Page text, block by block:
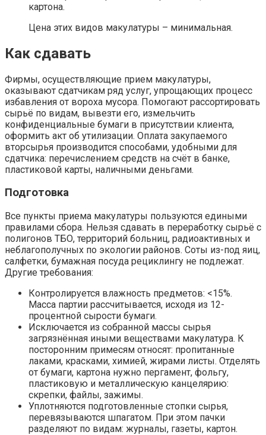
картона.
Цена этих видов макулатуры – минимальная.
Как сдавать
Фирмы, осуществляющие прием макулатуры,
оказывают сдатчикам ряд услуг, упрощающих процесс
избавления от вороха мусора. Помогают рассортировать
сырьё по видам, вывезти его, измельчить
конфиденциальные бумаги в присутствии клиента,
оформить акт об утилизации. Оплата закупаемого
вторсырья производится способами, удобными для
сдатчика: перечислением средств на счёт в банке,
пластиковой карты, наличными деньгами.
Подготовка
Все пункты приема макулатуры пользуются едиными
правилами сбора. Нельзя сдавать в переработку сырьё с
полигонов ТБО, территорий больниц, радиоактивных и
неблагополучных по экологии районов. Соты из-под яиц,
салфетки, бумажная посуда рециклингу не подлежат.
Другие требования:
Контролируется влажность предметов: <15%.
Масса партии рассчитывается, исходя из 12-
процентной сырости бумаги.
Исключается из собранной массы сырья
загрязнённая иными веществами макулатура. К
посторонним примесям относят: пропитанные
лаками, красками, химией, жирами листы. Отделять
от бумаги, картона нужно пергамент, фольгу,
пластиковую и металлическую канцелярию:
скрепки, файлы, зажимы.
Уплотняются подготовленные стопки сырья,
перевязываются шпагатом. При этом пачки
разделяют по видам: журналы, газеты, картон.